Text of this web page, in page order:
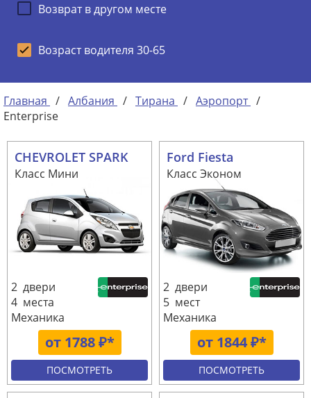
Возврат в другом месте
Возраст водителя 30-65
Главная / Албания / Тирана / Аэропорт /
Enterprise
CHEVROLET SPARK
Класс Мини
от 1788 ₽*
2 двери
4 места
Механика
ПОСМОТРЕТЬ
Ford Fiesta
Класс Эконом
от 1844 ₽*
2 двери
5 мест
Механика
ПОСМОТРЕТЬ